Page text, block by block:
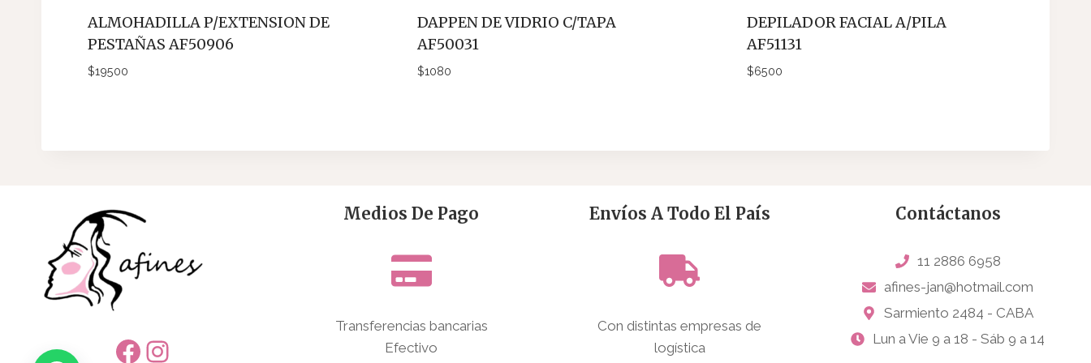
ALMOHADILLA P/EXTENSION DE
PESTAÑAS AF50906
$19500
DAPPEN DE VIDRIO C/TAPA
AF50031
$1080
DEPILADOR FACIAL A/PILA
AF51131
$6500
Facebook
Instagram
Medios De Pago
Transferencias bancarias
Efectivo
Envíos A Todo El País
Con distintas empresas de
logística
Contáctanos
11 2886 6958
afines-jan@hotmail.com
Sarmiento 2484 - CABA
Lun a Vie 9 a 18 - Sáb 9 a 14